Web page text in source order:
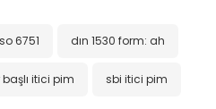
6751 dın 1530 form: ah
itici pim sbi itici pim